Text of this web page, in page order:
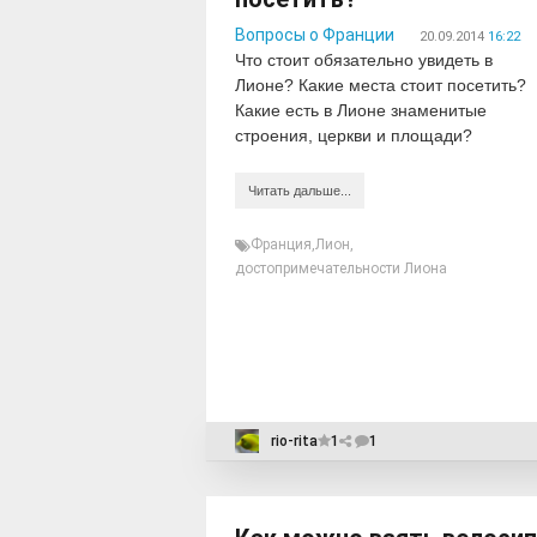
Вопросы о Франции 20.09.2014 16:22
Что стоит обязательно увидеть в
Лионе? Какие места стоит посетить?
Какие есть в Лионе знаменитые
строения, церкви и площади?
Читать дальше...
Франция,Лион,
достопримечательности Лиона
rio-rita 1 1